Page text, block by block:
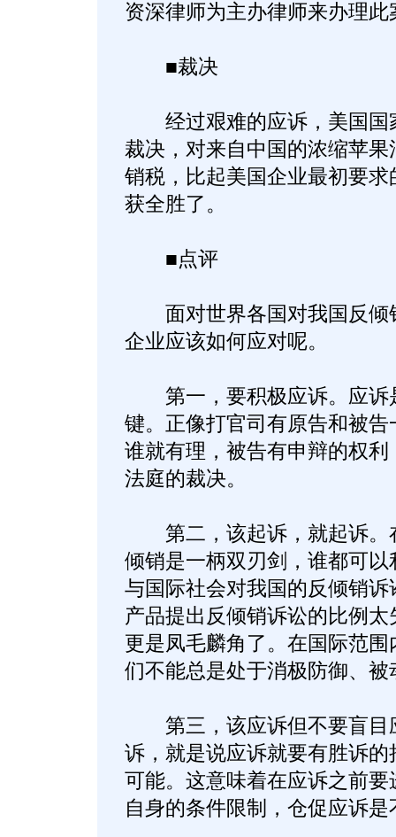
资深律师为主办律师来办理此
■裁决
经过艰难的应诉，美国国
裁决，对来自中国的浓缩苹果
销税，比起美国企业最初要
获全胜了。
■点评
面对世界各国对我国反倾
企业应该如何应对呢。
第一，要积极应诉。应诉
键。正像打官司有原告和被
谁就有理，被告有申辩的权
法庭的裁决。
第二，该起诉，就起诉。
倾销是一柄双刃剑，谁都可
与国际社会对我国的反倾销
产品提出反倾销诉讼的比例
更是凤毛麟角了。在国际范
们不能总是处于消极防御、被
第三，该应诉但不要盲目
诉，就是说应诉就要有胜诉
可能。这意味着在应诉之前
自身的条件限制，仓促应诉是